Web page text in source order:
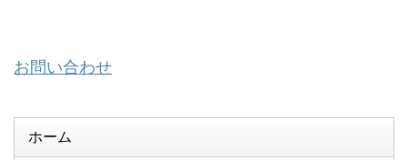
お問い合わせ
ホーム